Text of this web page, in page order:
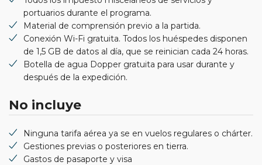
portuarios durante el programa.
Material de comprensión previo a la partida.
Conexión Wi-Fi gratuita. Todos los huéspedes disponen
de 1,5 GB de datos al día, que se reinician cada 24 horas.
Botella de agua Dopper gratuita para usar durante y
después de la expedición.
No incluye
Ninguna tarifa aérea ya se en vuelos regulares o chárter.
Gestiones previas o posteriores en tierra.
Gastos de pasaporte y visa